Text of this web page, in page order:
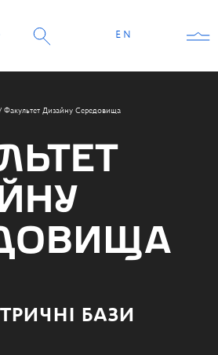
EN
Факультет Дизайну Середовища
БАЗИ